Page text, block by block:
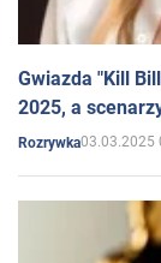
Gwiazda "Kill
2025, a
Rozrywka03.03.2025